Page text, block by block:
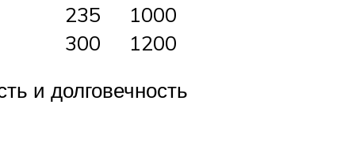
235
1000
300
1200
и долговечность